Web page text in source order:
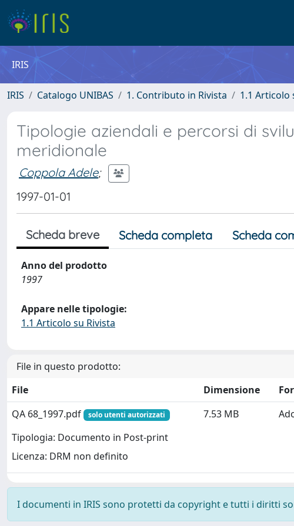
IRIS
IRIS Catalogo UNIBAS 1. Contributo in Rivista 1.1 Articolo
Tipologie aziendali e percorsi di
meridionale
Coppola Adele;
1997-01-01
Scheda breve Scheda completa Scheda
Anno del prodotto
1997
Appare nelle tipologie:
1.1 Articolo su Rivista
File in questo prodotto:
File
Dimensione
QA 68_1997.pdf
solo utenti autorizzati
Tipologia: Documento in Post-print
Licenza: DRM non definito
7.53 MB
I documenti in IRIS sono protetti da copyright e tutti i diritti